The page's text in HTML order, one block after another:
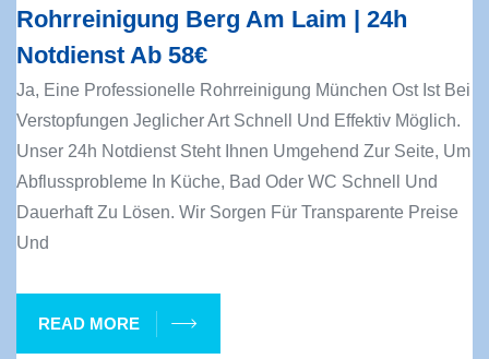
Rohrreinigung Berg Am Laim | 24h
Notdienst Ab 58€
Ja, Eine Professionelle Rohrreinigung München Ost Ist Bei
Verstopfungen Jeglicher Art Schnell Und Effektiv Möglich.
Unser 24h Notdienst Steht Ihnen Umgehend Zur Seite, Um
Abflussprobleme In Küche, Bad Oder WC Schnell Und
Dauerhaft Zu Lösen. Wir Sorgen Für Transparente Preise
Und
READ MORE